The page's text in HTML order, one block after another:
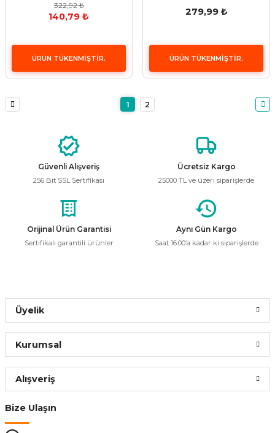
322,92 ₺
140,79 ₺
ÜRÜN TÜKENMİŞTİR.
279,99 ₺
ÜRÜN TÜKENMİŞTİR.
1 2
Güvenli Alışveriş
256 Bit SSL Sertifikası
Ücretsiz Kargo
25000 TL ve üzeri siparişlerde
Orijinal Ürün Garantisi
Sertifikalı garantili ürünler
Aynı Gün Kargo
Saat 16:00’a kadar ki siparişlerde
Bize Ulaşın
Üyelik
Kurumsal
Alışveriş